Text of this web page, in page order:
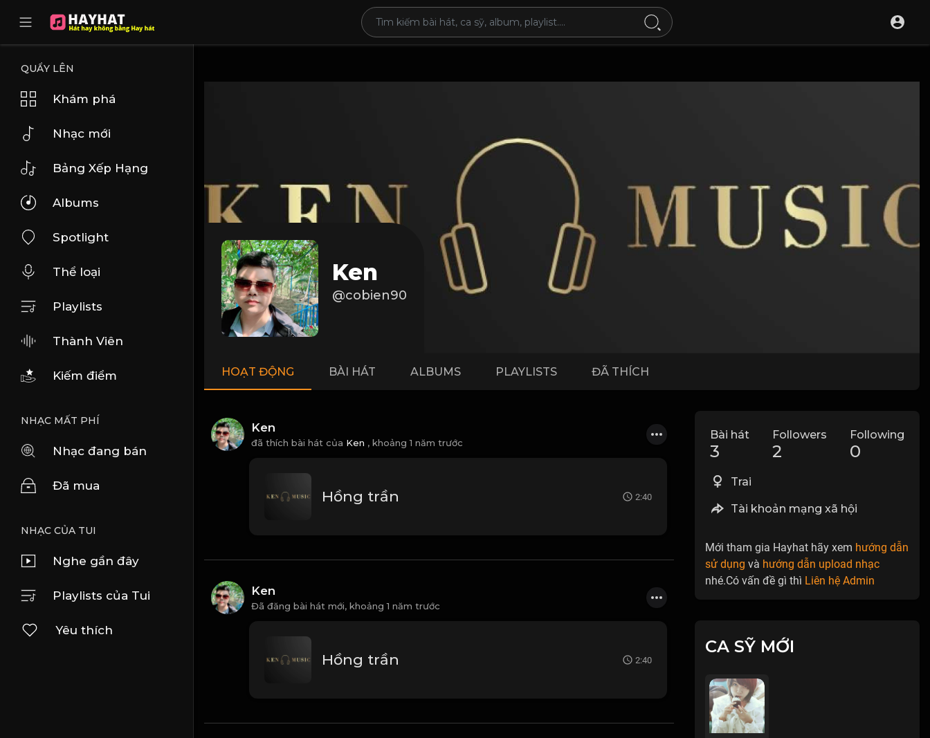
QUẨY LÊN
Khám phá
Nhạc mới
Bảng Xếp Hạng
Albums
Spotlight
Thể loại
Playlists
Thành Viên
Kiếm điểm
NHẠC MẤT PHÍ
Nhạc đang bán
Đã mua
NHẠC CỦA TUI
Nghe gần đây
Playlists của Tui
Yêu thích
Ken
@cobien90
HOẠT ĐỘNG BÀI HÁT ALBUMS PLAYLISTS ĐÃ THÍCH
Ken
đã thích bài hát của Ken , khoảng 1 năm trước
Hồng trần 2:40
Ken
Đã đăng bài hát mới, khoảng 1 năm trước
Hồng trần 2:40
Bài hát
3
Followers
2
Following
0
Trai
Tài khoản mạng xã hội
Mới tham gia Hayhat hãy xem hướng dẫn
sử dụng và hướng dẫn upload nhạc
nhé.Có vấn đề gì thì Liên hệ Admin
CA SỸ MỚI